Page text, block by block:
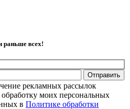
раньше всех!
Отправить
рекламных рассылок
моих персональных
в Политике обработки